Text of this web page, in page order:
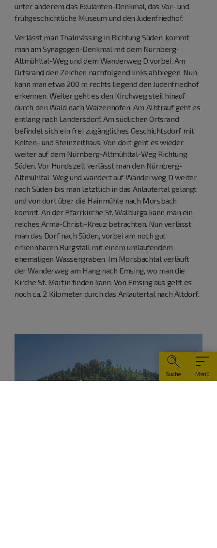
Menü
Suche
unter anderem das Exulanten-Denkmal, das Vor- und
frühgeschichtliche Museum und den Judenfriedhof.
Verlässt man Thalmässing in Richtung Süden, kommt
man am Synagogen-Denkmal mit dem Nürnberg-
Altmühltal-Weg und dem Wanderweg D vorbei. Am
Ortsrand den Zeichen nachfolgend links abbiegen. Nun
kann man etwa 200 m rechts liegend den Judenfriedhof
erkennen. Weiter geht es den Kirchweg steil hinauf
durch den Wald nach Waizenhofen. Am Albtrauf geht es
entlang nach Landersdorf. Am südlichen Ortsrand
befindet sich ein frei zugängliches Geschichtsdorf mit
Kelten- und Steinzeithaus. Von dort geht es wieder
weiter auf dem Nürnberg-Altmühltal-Weg Richtung
Süden. Vor Hundszell verlässt man den Nürnberg-
Altmühltal-Weg und wandert auf Wanderweg D weiter
nach Süden bis man letztlich in das Anlautertal gelangt
und von dort über die Hainmühle nach Morsbach
kommt. An der Pfarrkirche St. Walburga kann man ein
reiches Arma-Christi-Kreuz betrachten. Nun verlässt
man das Dorf nach Süden, vorbei am noch gut
erkennbaren Burgstall mit einem umlaufendem
ehemaligen Wassergraben. Im Morsbachtal verläuft
der Wanderweg am Hang nach Emsing, wo man die
Kirche St. Martin finden kann. Von Emsing aus geht es
noch ca. 2 Kilometer durch das Anlautertal nach Altdorf.